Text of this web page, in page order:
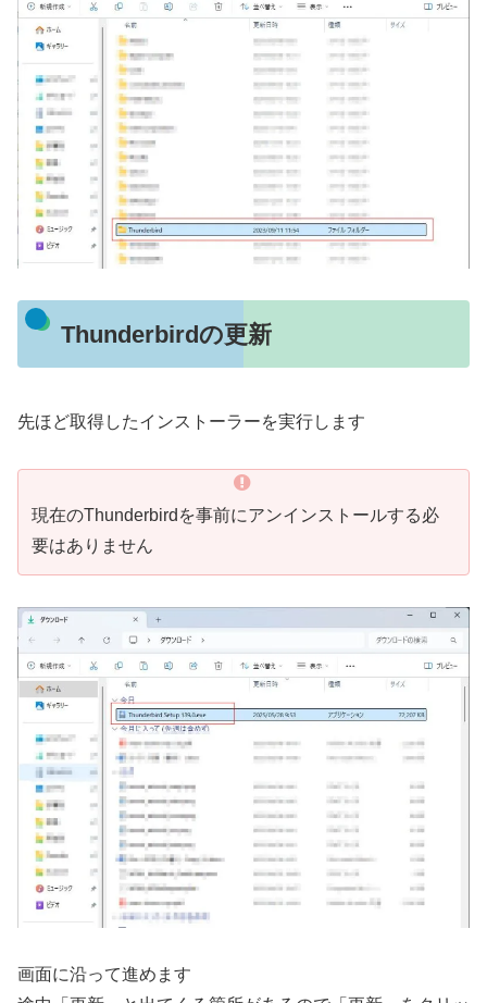
Thunderbirdの更新
先ほど取得したインストーラーを実行します
現在のThunderbirdを事前にアンインストールする必
要はありません
画面に沿って進めます